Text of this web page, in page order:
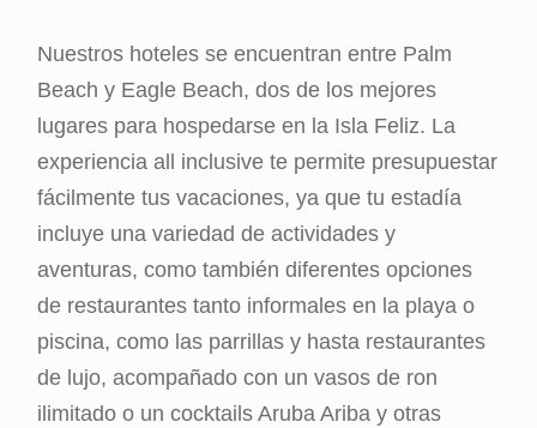
Nuestros hoteles se encuentran entre Palm
Beach y Eagle Beach, dos de los mejores
lugares para hospedarse en la Isla Feliz. La
experiencia all inclusive te permite presupuestar
fácilmente tus vacaciones, ya que tu estadía
incluye una variedad de actividades y
aventuras, como también diferentes opciones
de restaurantes tanto informales en la playa o
piscina, como las parrillas y hasta restaurantes
de lujo, acompañado con un vasos de ron
ilimitado o un cocktails Aruba Ariba y otras